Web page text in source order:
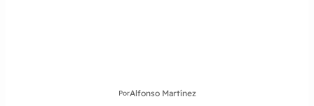
PorAlfonso Martínez